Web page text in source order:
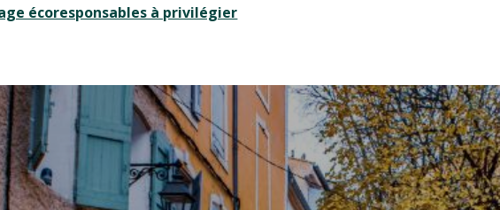
écoresponsables à privilégier